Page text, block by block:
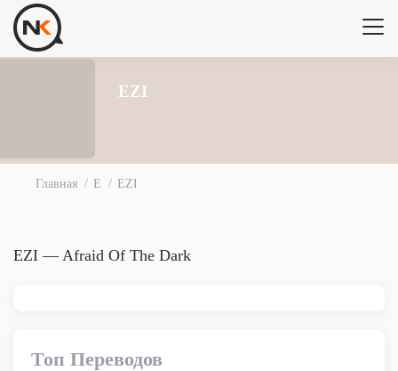
EZI
Главная E EZI
EZI — Afraid Of The Dark
Топ Переводов